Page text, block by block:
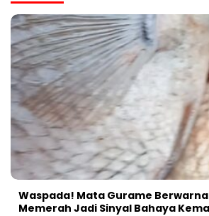
Waspada! Mata Gurame
Memerah Jadi Sinyal Bahaya